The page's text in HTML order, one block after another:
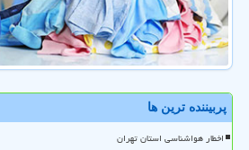
پربیننده ترین ها
اخطار هواشناسی استان تهران